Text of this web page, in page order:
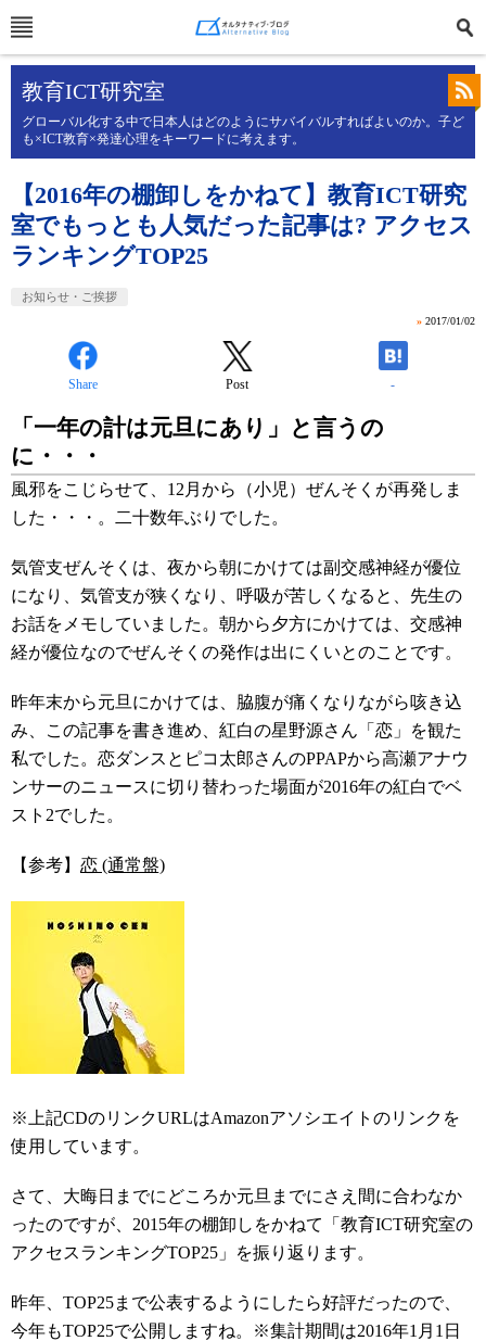
教育ICT研究室
グローバル化する中で日本人はどのようにサバイバルすればよいのか。子ど
も×ICT教育×発達心理をキーワードに考えます。
【2016年の棚卸しをかねて】教育ICT研究
室でもっとも人気だった記事は? アクセス
ランキングTOP25
お知らせ・ご挨拶
» 2017/01/02
Share Post -
「一年の計は元旦にあり」と言うの
に・・・
風邪をこじらせて、12月から（小児）ぜんそくが再発しま
した・・・。二十数年ぶりでした。
気管支ぜんそくは、夜から朝にかけては副交感神経が優位
になり、気管支が狭くなり、呼吸が苦しくなると、先生の
お話をメモしていました。 朝から夕方にかけては、交感神
経が優位なのでぜんそくの発作は出にくいとのことです。
昨年末から元旦にかけては、脇腹が痛くなりながら咳き込
み、この記事を書き進め、紅白の星野源さん「恋」を観た
私でした。恋ダンスとピコ太郎さんのPPAPから高瀬アナウ
ンサーのニュースに切り替わった場面が2016年の紅白でベ
スト2でした。
【参考】 恋 (通常盤)
※上記CDのリンクURLはAmazonアソシエイトのリンクを
使用しています。
さて、大晦日までにどころか元旦までにさえ間に合わなか
ったのですが、2015年の棚卸しをかねて「教育ICT研究室の
アクセスランキングTOP25」を振り返ります。
昨年、TOP25まで公表するようにしたら好評だったので、
今年もTOP25で公開しますね。
※集計期間は2016年1月1日